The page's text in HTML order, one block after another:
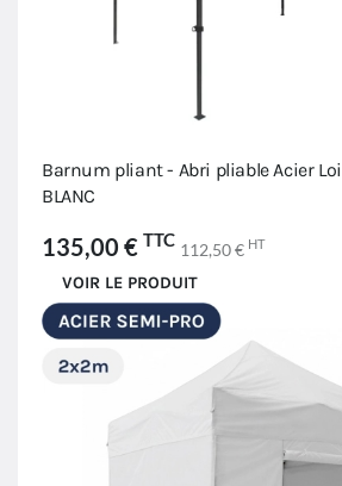
Barnum pliant - Abri pliable Acier
BLANC
135,00 € TTC 112,50 € HT
VOIR LE PRODUIT